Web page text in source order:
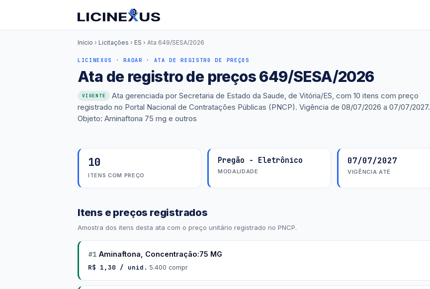
Início › Licitações › ES › Ata 649/SESA/2026
LICINEXUS · RADAR · ATA DE REGISTRO DE PREÇOS
Ata de registro de preços 649/SESA/2026
VIGENTE
Ata gerenciada por Secretaria de Estado da Saude, de Vitória/ES, com 10 itens com preço
registrado no Portal Nacional de Contratações Públicas (PNCP). Vigência de 08/07/2026 a 07/07/2027.
Objeto: Aminaftona 75 mg e outros
10
ITENS COM PREÇO
Pregão - Eletrônico
MODALIDADE
07/07/2027
VIGÊNCIA ATÉ
Itens e preços registrados
Amostra dos itens desta ata com o preço unitário registrado no PNCP.
#1 Aminaftona, Concentração:75 MG
R$ 1,30 / unid. ·5.400 compr